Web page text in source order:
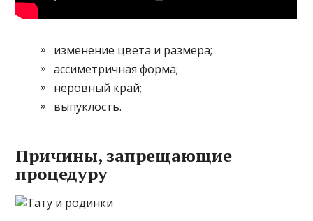
изменение цвета и размера;
ассиметричная форма;
неровный край;
выпуклость.
Причины, запрещающие
процедуру